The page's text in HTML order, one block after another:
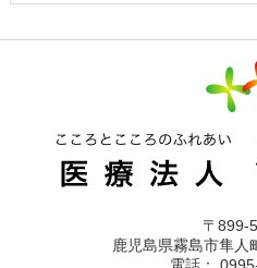
〒899-
鹿児島県霧島市隼人
電話：